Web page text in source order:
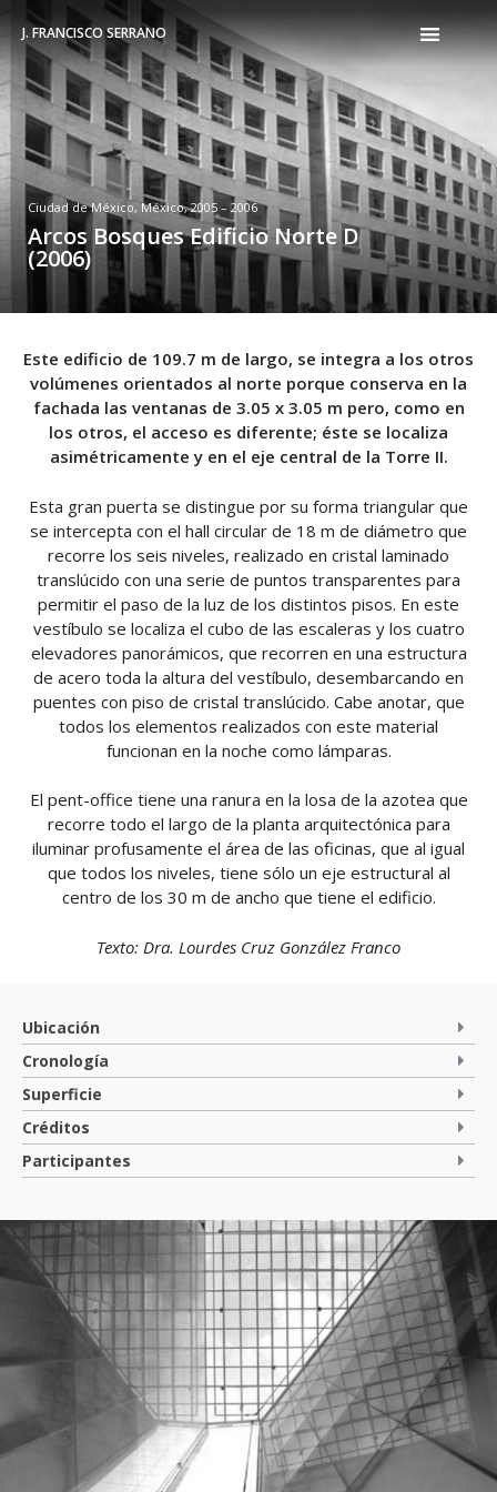
J. FRANCISCO SERRANO
Ciudad de México, México, 2005 – 2006
Arcos Bosques Edificio Norte D
(2006)
Este edificio de 109.7 m de largo, se integra a los otros
volúmenes orientados al norte porque conserva en la
fachada las ventanas de 3.05 x 3.05 m pero, como en
los otros, el acceso es diferente; éste se localiza
asimétricamente y en el eje central de la Torre II.
Esta gran puerta se distingue por su forma triangular que
se intercepta con el hall circular de 18 m de diámetro que
recorre los seis niveles, realizado en cristal laminado
translúcido con una serie de puntos transparentes para
permitir el paso de la luz de los distintos pisos. En este
vestíbulo se localiza el cubo de las escaleras y los cuatro
elevadores panorámicos, que recorren en una estructura
de acero toda la altura del vestíbulo, desembarcando en
puentes con piso de cristal translúcido. Cabe anotar, que
todos los elementos realizados con este material
funcionan en la noche como lámparas.
El pent-office tiene una ranura en la losa de la azotea que
recorre todo el largo de la planta arquitectónica para
iluminar profusamente el área de las oficinas, que al igual
que todos los niveles, tiene sólo un eje estructural al
centro de los 30 m de ancho que tiene el edificio.
Texto: Dra. Lourdes Cruz González Franco
Ubicación
Cronología
Superficie
Créditos
Participantes